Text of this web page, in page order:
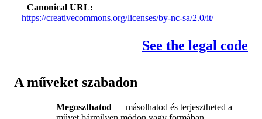
Canonical URL
https://creativecommons.org/licenses/by-nc-sa/2.0/it/
See the legal code
A műveket szabadon
Megoszthatod — másolhatod és terjesztheted a